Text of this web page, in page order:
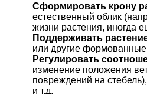
Сформировать крону
естественный облик
жизни растения, иногда
Поддерживать
или другие
Регулировать
изменение положения
повреждений на
и т.д.